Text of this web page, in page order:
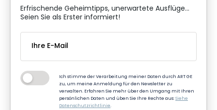
Erfrischende Geheimtipps, unerwartete Ausflüge...
Seien Sie als Erster informiert!
Ich stimme der Verarbeitung meiner Daten durch ART GE
zu, um meine Anmeldung für den Newsletter zu
verwalten. Erfahren Sie mehr über den Umgang mit Ihren
persönlichen Daten und üben Sie Ihre Rechte aus:Siehe
Datenschutzrichtlinie.